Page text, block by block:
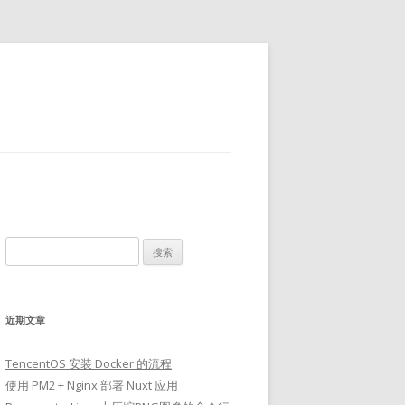
索：
近期文章
TencentOS 安装 Docker 的流程
使用 PM2 + Nginx 部署 Nuxt 应用